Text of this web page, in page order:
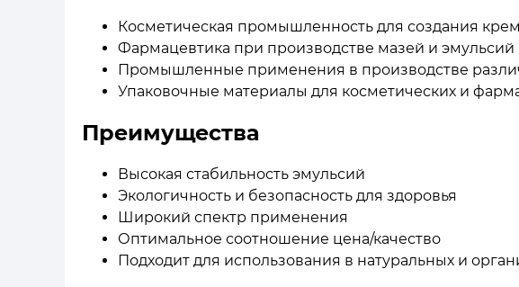
Косметическая промышленность для создания
Фармацевтика при производстве мазей и эмульсий
Промышленные применения в производстве
Упаковочные материалы для косметических и
Преимущества
Высокая стабильность эмульсий
Экологичность и безопасность для здоровья
Широкий спектр применения
Оптимальное соотношение цена/качество
Подходит для использования в натуральных и